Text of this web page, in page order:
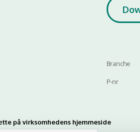
Branche
P-nr
på virksomhedens hjemmeside